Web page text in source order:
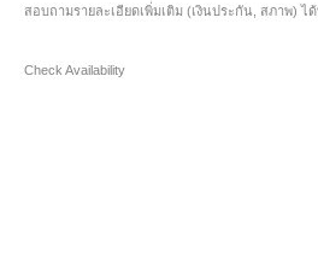
สอบถามรายละเอียดเพิ่มเติม (เงินประกัน, สภาพ) ไ
Check Availability